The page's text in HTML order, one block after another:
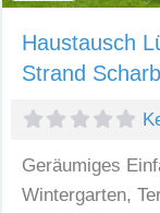
Haustausch
Strand
Geräumiges
Wintergarten,